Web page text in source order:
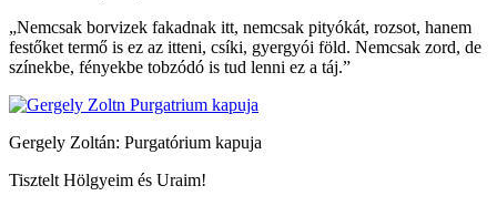
„Nemcsak borvizek fakadnak itt, nemcsak pityókát, rozsot, hanem
festőket termő is ez az itteni, csíki, gyergyói föld. Nemcsak zord, de
színekbe, fényekbe tobzódó is tud lenni ez a táj.”
Gergely Zoltán: Purgatórium kapuja
Tisztelt Hölgyeim és Uraim!